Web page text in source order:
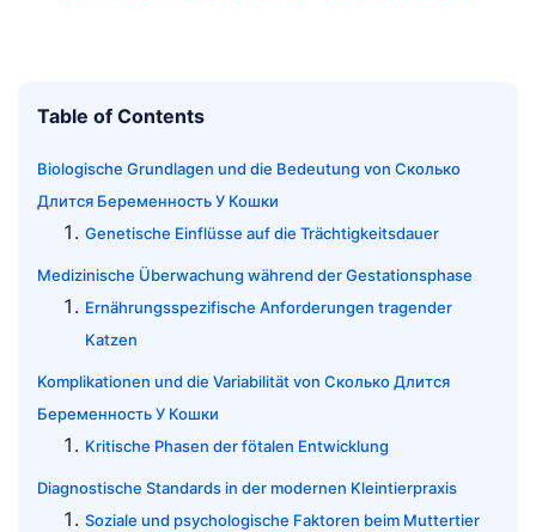
Table of Contents
Biologische Grundlagen und die Bedeutung von Сколько
Длится Беременность У Кошки
Genetische Einflüsse auf die Trächtigkeitsdauer
Medizinische Überwachung während der Gestationsphase
Ernährungsspezifische Anforderungen tragender
Katzen
Komplikationen und die Variabilität von Сколько Длится
Беременность У Кошки
Kritische Phasen der fötalen Entwicklung
Diagnostische Standards in der modernen Kleintierpraxis
Soziale und psychologische Faktoren beim Muttertier